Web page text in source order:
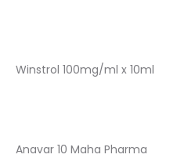
Winstrol 100mg/ml x 10ml
Anavar 10 Maha Pharma